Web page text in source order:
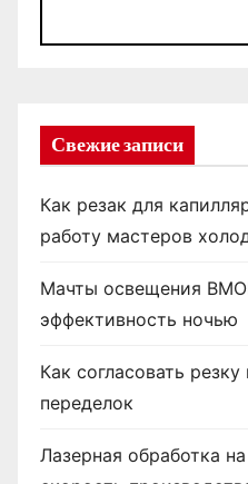
Свежие записи
Как резак для
работу мастеров
Мачты освещения
эффективность ночью
Как согласовать
переделок
Лазерная обработка